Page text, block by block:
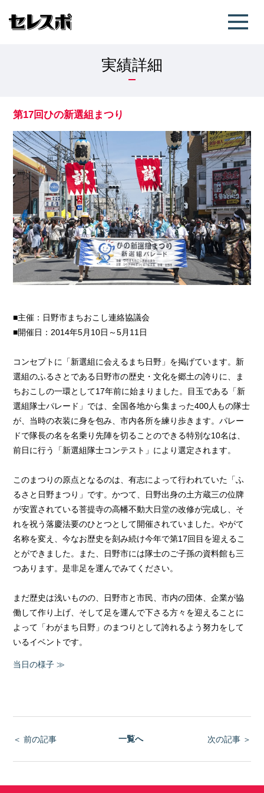
実績詳細
第17回ひの新選組まつり
■主催：日野市まちおこし連絡協議会
■開催日：2014年5月10日～5月11日
コンセプトに「新選組に会えるまち日野」を掲げています。新
選組のふるさとである日野市の歴史・文化を郷土の誇りに、ま
ちおこしの一環として17年前に始まりました。目玉である「新
選組隊士パレード」では、全国各地から集まった400人もの隊士
が、当時の衣装に身を包み、市内各所を練り歩きます。パレー
ドで隊長の名を名乗り先陣を切ることのできる特別な10名は、
前日に行う「新選組隊士コンテスト」により選定されます。
このまつりの原点となるのは、有志によって行われていた「ふ
るさと日野まつり」です。かつて、日野出身の土方蔵三の位牌
が安置されている菩提寺の高幡不動大日堂の改修が完成し、そ
れを祝う落慶法要のひとつとして開催されていました。やがて
名称を変え、今なお歴史を刻み続け今年で第17回目を迎えるこ
とができました。また、日野市には隊士のご子孫の資料館も三
つあります。是非足を運んでみてください。
まだ歴史は浅いものの、日野市と市民、市内の団体、企業が協
働して作り上げ、そして足を運んで下さる方々を迎えることに
よって「わがまち日野」のまつりとして誇れるよう努力をして
いるイベントです。
当日の様子 ≫
＜ 前の記事 一覧へ 次の記事 ＞